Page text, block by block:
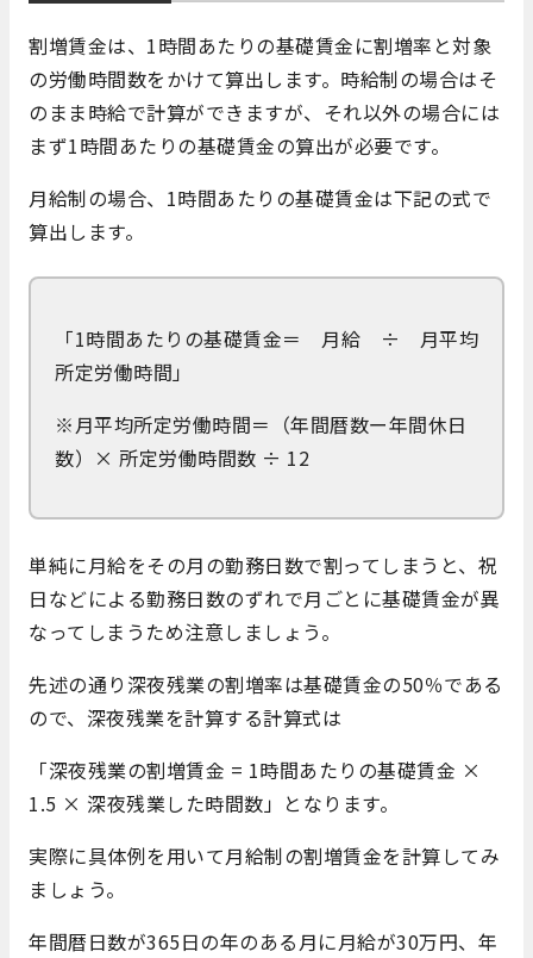
割増賃金は、1時間あたりの基礎賃金に割増率と対象
の労働時間数をかけて算出します。時給制の場合はそ
のまま時給で計算ができますが、それ以外の場合には
まず1時間あたりの基礎賃金の算出が必要です。
月給制の場合、1時間あたりの基礎賃金は下記の式で
算出します。
「1時間あたりの基礎賃金＝ 月給 ÷ 月平均
所定労働時間」
※月平均所定労働時間＝（年間暦数ー年間休日
数）× 所定労働時間数 ÷ 12
単純に月給をその月の勤務日数で割ってしまうと、祝
日などによる勤務日数のずれで月ごとに基礎賃金が異
なってしまうため注意しましょう。
先述の通り深夜残業の割増率は基礎賃金の50％である
ので、深夜残業を計算する計算式は
「深夜残業の割増賃金 = 1時間あたりの基礎賃金 ×
1.5 × 深夜残業した時間数」となります。
実際に具体例を用いて月給制の割増賃金を計算してみ
ましょう。
年間暦日数が365日の年のある月に月給が30万円、年